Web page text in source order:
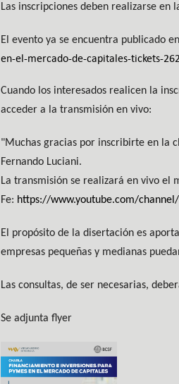
Las inscripciones deben realizarse en
El evento ya se encuentra publicado
en-el-mercado-de-capitales-tickets-
Cuando los interesados realicen la
acceder a la transmisión en vivo:
"Muchas gracias por inscribirte en la
Fernando Luciani.
La transmisión se realizará en vivo el
Fe: https://www.youtube.com/channel/
El propósito de la disertación es
empresas pequeñas y medianas
Las consultas, de ser necesarias,
Se adjunta flyer